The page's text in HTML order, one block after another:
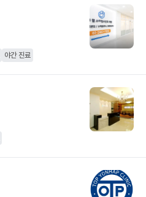
야간 진료